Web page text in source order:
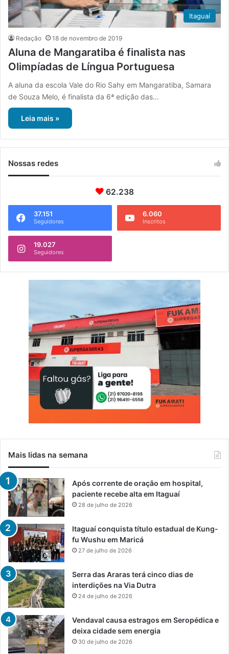
Itaguaí
Redação 18 de novembro de 2019
Aluna de Mangaratiba é finalista nas
Olimpíadas de Língua Portuguesa
A aluna da escola Vale do Rio Sahy em Mangaratiba, Samara
de Souza Melo, é finalista da 6ª edição das…
Leia mais »
Nossas redes
62.238
37.151
Seguidores
6.060
Inscritos
19.027
Seguidores
Mais lidas na semana
Após corrente de oração em hospital,
paciente recebe alta em Itaguaí
28 de julho de 2026
Itaguaí conquista título estadual de Kung-
fu Wushu em Maricá
27 de julho de 2026
Serra das Araras terá cinco dias de
interdições na Via Dutra
24 de julho de 2026
Vendaval causa estragos em Seropédica e
deixa cidade sem energia
30 de julho de 2026